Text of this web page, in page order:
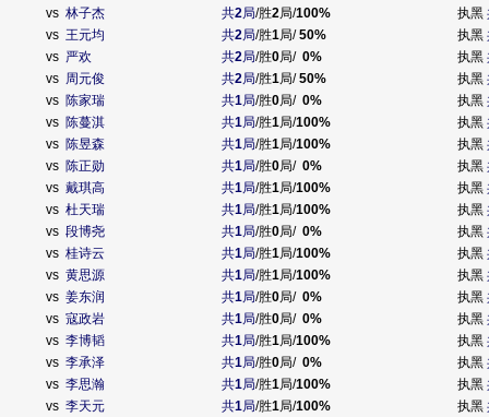
vs 林子杰 共2局/胜2局/100% 执黑
vs 王元均 共2局/胜1局/50% 执黑
vs 严欢 共2局/胜0局/0% 执黑
vs 周元俊 共2局/胜1局/50% 执黑
vs 陈家瑞 共1局/胜0局/0% 执黑
vs 陈蔓淇 共1局/胜1局/100% 执黑
vs 陈昱森 共1局/胜1局/100% 执黑
vs 陈正勋 共1局/胜0局/0% 执黑
vs 戴琪高 共1局/胜1局/100% 执黑
vs 杜天瑞 共1局/胜1局/100% 执黑
vs 段博尧 共1局/胜0局/0% 执黑
vs 桂诗云 共1局/胜1局/100% 执黑
vs 黄思源 共1局/胜1局/100% 执黑
vs 姜东润 共1局/胜0局/0% 执黑
vs 寇政岩 共1局/胜0局/0% 执黑
vs 李博韬 共1局/胜1局/100% 执黑
vs 李承泽 共1局/胜0局/0% 执黑
vs 李思瀚 共1局/胜1局/100% 执黑
vs 李天元 共1局/胜1局/100% 执黑